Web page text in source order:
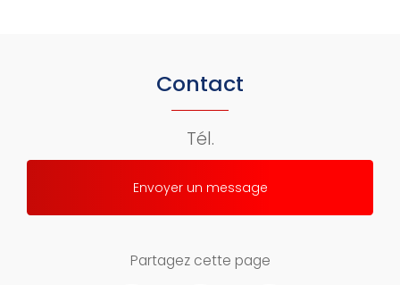
Contact
Tél.
Envoyer un message
Partagez cette page